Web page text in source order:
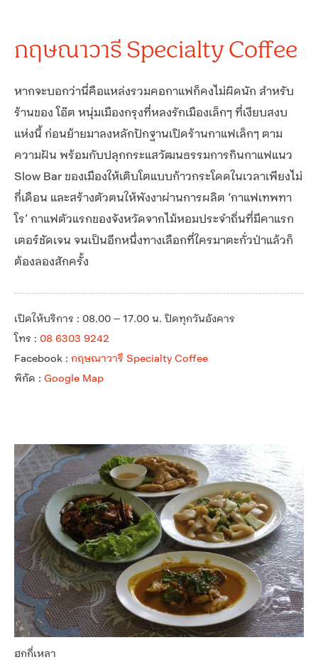
กฤษณาวารี Specialty Coffee
หากจะบอกว่านี่คือแหล่งรวมคอกาแฟก็คงไม่ผิดนัก สำหรับ
ร้านของ โอ๊ต หนุ่มเมืองกรุงที่หลงรักเมืองเล็กๆ ที่เงียบสงบ
แห่งนี้ ก่อนย้ายมาลงหลักปักฐานเปิดร้านกาแฟเล็กๆ ตาม
ความฝัน พร้อมกับปลุกกระแสวัฒนธรรมการกินกาแฟแนว
Slow Bar ของเมืองให้เติบโตแบบก้าวกระโดดในเวลาเพียงไม่
กี่เดือน และสร้างตัวตนให้พังงาผ่านการผลิต ‘กาแฟเทพทา
โร’ กาแฟตัวแรกของจังหวัดจากไม้หอมประจำถิ่นที่มีคาแรก
เตอร์ชัดเจน จนเป็นอีกหนึ่งทางเลือกที่ใครมาตะกั่วป่าแล้วก็
ต้องลองสักครั้ง
เปิดให้บริการ : 08.00 – 17.00 น. ปิดทุกวันอังคาร
โทร : 08 6303 9242
Facebook : กฤษณาวารี Specialty Coffee
พิกัด : Google Map
ฮกกี่เหลา